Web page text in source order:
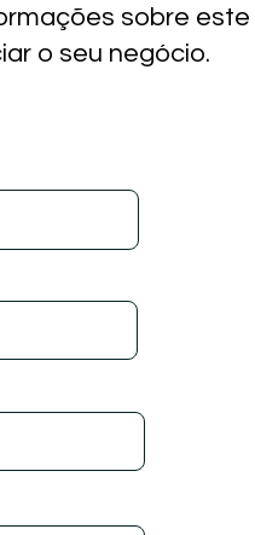
sobre este
o seu negócio.